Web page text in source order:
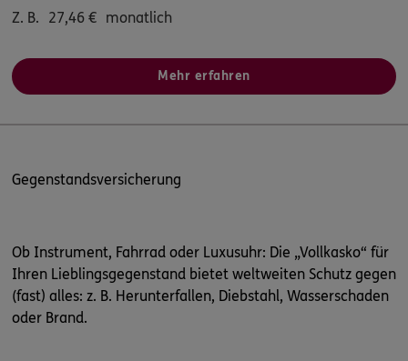
Z. B. 27,46 € monatlich
Mehr erfahren
Gegenstandsversicherung
Ob Instrument, Fahrrad oder Luxusuhr: Die „Vollkasko“ für
Ihren Lieblingsgegenstand bietet weltweiten Schutz gegen
(fast) alles: z. B. Herunterfallen, Diebstahl, Wasserschaden
oder Brand.